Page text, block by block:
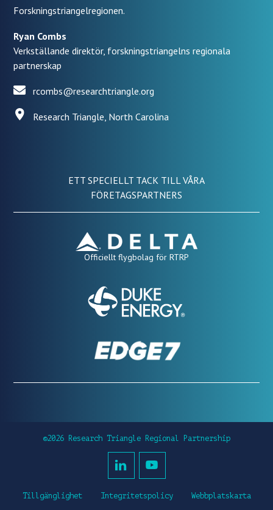
Forskningstriangelregionen.
Ryan Combs
Verkställande direktör, forskningstriangelns regionala
partnerskap
rcombs@researchtriangle.org
Research Triangle, North Carolina
ETT SPECIELLT TACK TILL VÅRA
FÖRETAGSPARTNERS
Officiellt flygbolag för RTRP
©2026 Research Triangle Regional Partnership
Tillgänglighet Integritetspolicy Webbplatskarta